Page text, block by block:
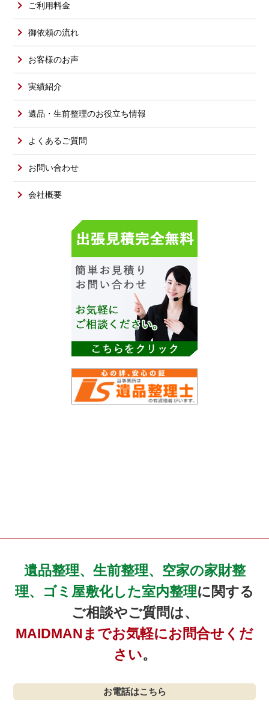
ご利用料金
御依頼の流れ
お客様のお声
実績紹介
遺品・生前整理のお役立ち情報
よくあるご質問
お問い合わせ
会社概要
遺品整理、生前整理、空家の家財整
理、ゴミ屋敷化した室内整理に関する
ご相談やご質問は、
MAIDMANまでお気軽にお問合せくだ
さい。
お電話はこちら